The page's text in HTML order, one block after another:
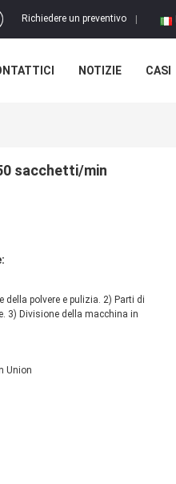
Richiedere un preventivo
NOTIZIE CASI
sacchetti/min
della polvere e pulizia. 2) Parti di
3) Divisione della macchina in
Union